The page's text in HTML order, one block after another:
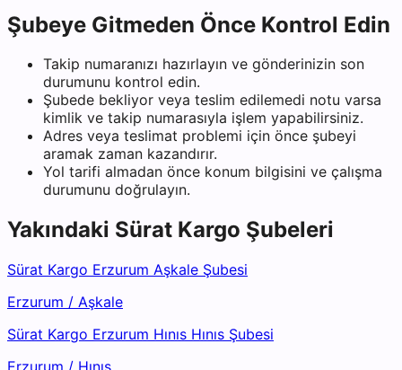
Şubeye Gitmeden Önce Kontrol Edin
Takip numaranızı hazırlayın ve gönderinizin son
durumunu kontrol edin.
Şubede bekliyor veya teslim edilemedi notu varsa
kimlik ve takip numarasıyla işlem yapabilirsiniz.
Adres veya teslimat problemi için önce şubeyi
aramak zaman kazandırır.
Yol tarifi almadan önce konum bilgisini ve çalışma
durumunu doğrulayın.
Yakındaki Sürat Kargo Şubeleri
Sürat Kargo Erzurum Aşkale Şubesi
Erzurum / Aşkale
Sürat Kargo Erzurum Hınıs Hınıs Şubesi